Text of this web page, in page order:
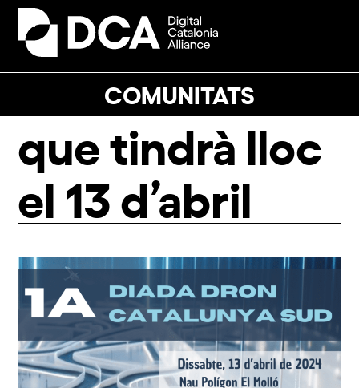
Skip
content
COMUNITATS
Open
mobile
Close
mobile
que tindrà lloc
el 13 d’abril